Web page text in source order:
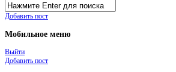
Добавить пост
Мобильное меню
Выйти
Добавить пост